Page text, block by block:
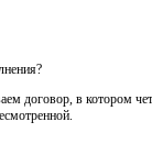
договор, в котором